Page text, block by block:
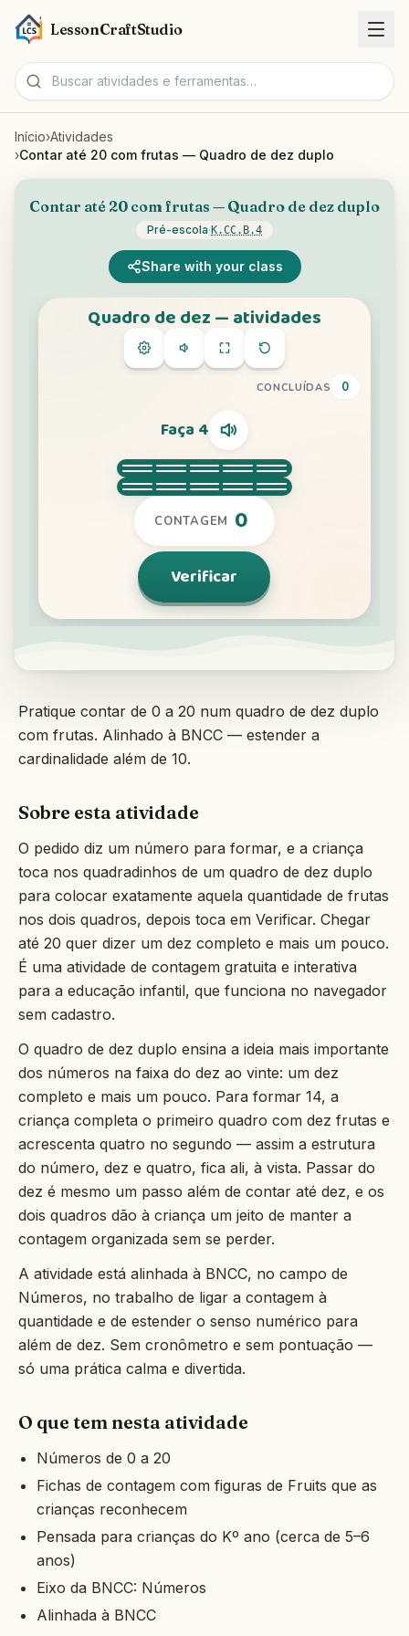
LessonCraftStudio
Fichas
Atividades
Tópicos
Cadastrar
Início›Atividades
›Contar até 20 com frutas — Quadro de dez duplo
Contar até 20 com frutas — Quadro de dez duplo
Pré-escola· K.CC.B.4
Share with your class
Pratique contar de 0 a 20 num quadro de dez duplo
com frutas. Alinhado à BNCC — estender a
cardinalidade além de 10.
Sobre esta atividade
O pedido diz um número para formar, e a criança
toca nos quadradinhos de um quadro de dez duplo
para colocar exatamente aquela quantidade de frutas
nos dois quadros, depois toca em Verificar. Chegar
até 20 quer dizer um dez completo e mais um pouco.
É uma atividade de contagem gratuita e interativa
para a educação infantil, que funciona no navegador
sem cadastro.
O quadro de dez duplo ensina a ideia mais importante
dos números na faixa do dez ao vinte: um dez
completo e mais um pouco. Para formar 14, a
criança completa o primeiro quadro com dez frutas e
acrescenta quatro no segundo — assim a estrutura
do número, dez e quatro, fica ali, à vista. Passar do
dez é mesmo um passo além de contar até dez, e os
dois quadros dão à criança um jeito de manter a
contagem organizada sem se perder.
A atividade está alinhada à BNCC, no campo de
Números, no trabalho de ligar a contagem à
quantidade e de estender o senso numérico para
além de dez. Sem cronômetro e sem pontuação —
só uma prática calma e divertida.
O que tem nesta atividade
Números de 0 a 20
Fichas de contagem com figuras de Fruits que as
crianças reconhecem
Pensada para crianças do Kº ano (cerca de 5–6
anos)
Eixo da BNCC: Números
Alinhada à BNCC